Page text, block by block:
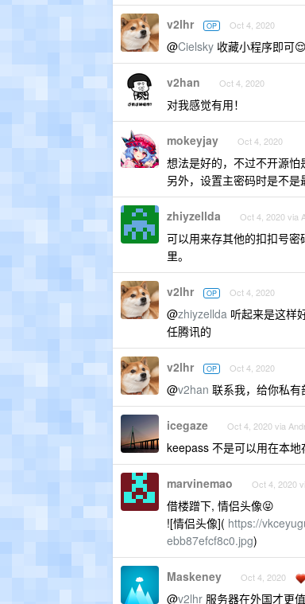
v2lhr OP Oct 4, 2020
@Cielsky 收藏小程序即可😌
v2han Oct 4, 2020
对我感觉有用！
mokeyjay Oct 4, 2020
想法是好的，不过不开源怕
另外，设置主密码时是不是
zhiyzellda Oct 4, 2020 via
可以用来存其他的扣扣号
里。
v2lhr OP Oct 4, 2020
@zhiyzellda 听起来是这样
任腾讯的
v2lhr OP Oct 4, 2020
@v2han 联系我，给你私有
icegaze Oct 4, 2020 via
keepass 不是可以用在本地
marvinemao Oct 4, 2020
借楼蹭下, 情侣头像😝
![情侣头像]( https://
ebb87efcf8c0.jpg)
Maskeney Oct 4, 2020
@v2lhr 服务器在外国才更